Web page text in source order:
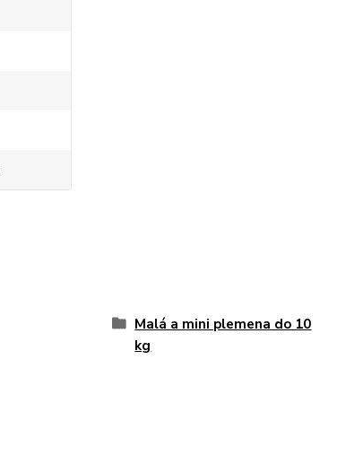
Malá a mini plemena do 10
kg